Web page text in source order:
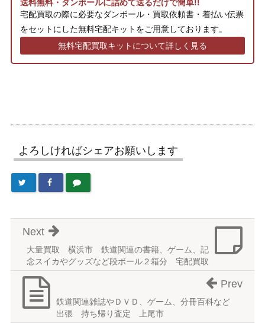
送料無料・ダンボールに詰めて送るだけで簡単!!
宅配買取の際に必要なダンボール・買取依頼書・着払い伝票
をセットにした無料宅配キットをご用意しております。
無料宅配買取キットについて詳しく見る
よろしければシェアお願いします
大量買取 横浜市 鉄道関連の書籍、ゲーム、記
念スイカやグッズなど段ボール２箱分 宅配買取
Next
鉄道関連雑誌やＤＶＤ、ゲーム、分冊百科など
出張 持ち帰り査定 上尾市
Prev